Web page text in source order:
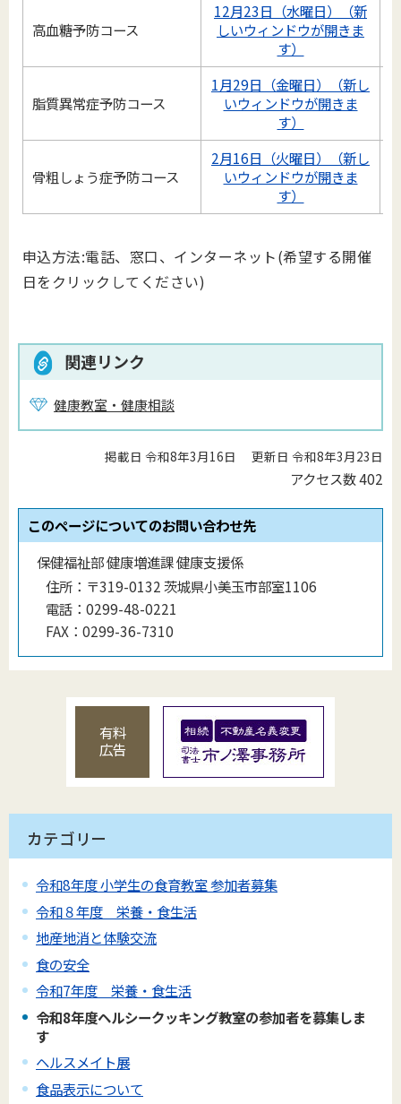
高血糖予防コース
12月23日（水曜日）（新
しいウィンドウが開きま
す）
脂質異常症予防コース
1月29日（金曜日）（新し
いウィンドウが開きま
す）
骨粗しょう症予防コース
2月16日（火曜日）（新し
いウィンドウが開きま
す）
申込方法:電話、窓口、インターネット(希望する開催
日をクリックしてください)
関連リンク
健康教室・健康相談
掲載日 令和8年3月16日 更新日 令和8年3月23日
アクセス数402
このページについてのお問い合わせ先
保健福祉部 健康増進課 健康支援係
住所： 〒319-0132 茨城県小美玉市部室1106
電話： 0299-48-0221
FAX： 0299-36-7310
有料
広告
カテゴリー
令和8年度 小学生の食育教室 参加者募集
令和８年度 栄養・食生活
地産地消と体験交流
食の安全
令和7年度 栄養・食生活
令和8年度ヘルシークッキング教室の参加者を募集しま
す
ヘルスメイト展
食品表示について